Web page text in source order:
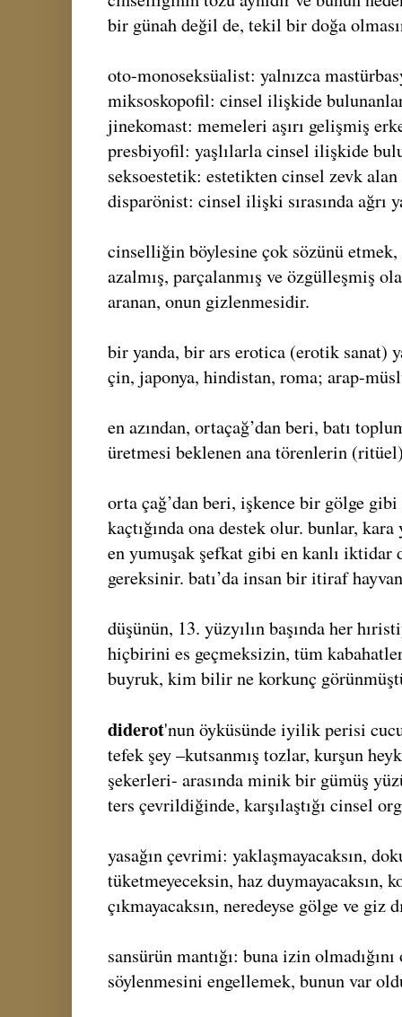
bir günah değil de, tekil bir doğa
oto-monoseksüalist: yalnızca
miksoskopofil: cinsel ilişkide
jinekomast: memeleri aşırı gelişmiş
presbiyofil: yaşlılarla cinsel ilişkide
seksoestetik: estetikten cinsel zevk alan
disparönist: cinsel ilişki sırasında ağrı
cinselliğin böylesine çok sözünü
azalmış, parçalanmış ve özgülleşmiş
aranan, onun gizlenmesidir.
bir yanda, bir ars erotica (erotik sanat)
çin, japonya, hindistan, roma; arap-
en azından, ortaçağ’dan beri, batı
üretmesi beklenen ana törenlerin
orta çağ’dan beri, işkence bir gölge
kaçtığında ona destek olur. bunlar,
en yumuşak şefkat gibi en kanlı iktidar
gereksinir. batı’da insan bir itiraf
düşünün, 13. yüzyılın başında her
hiçbirini es geçmeksizin, tüm
buyruk, kim bilir ne korkunç
diderot'nun öyküsünde iyilik perisi
tefek şey –kutsanmış tozlar, kurşun
şekerleri- arasında minik bir gümüş
ters çevrildiğinde, karşılaştığı cinsel
yasağın çevrimi: yaklaşmayacaksın,
tüketmeyeceksin, haz duymayacaksın,
çıkmayacaksın, neredeyse gölge ve giz
sansürün mantığı: buna izin
söylenmesini engellemek, bunun var